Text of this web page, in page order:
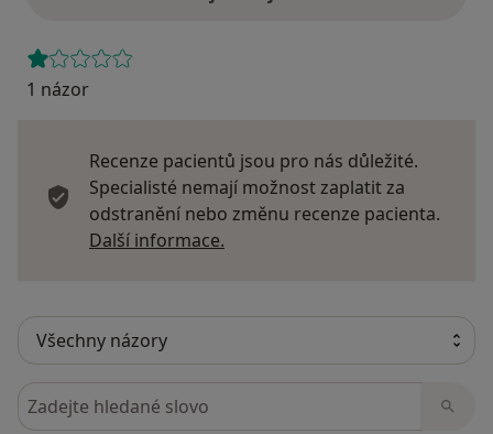
1 názor
Recenze pacientů jsou pro nás důležité.
Specialisté nemají možnost zaplatit za
odstranění nebo změnu recenze pacienta.
Další informace.
Hledejte v názorech